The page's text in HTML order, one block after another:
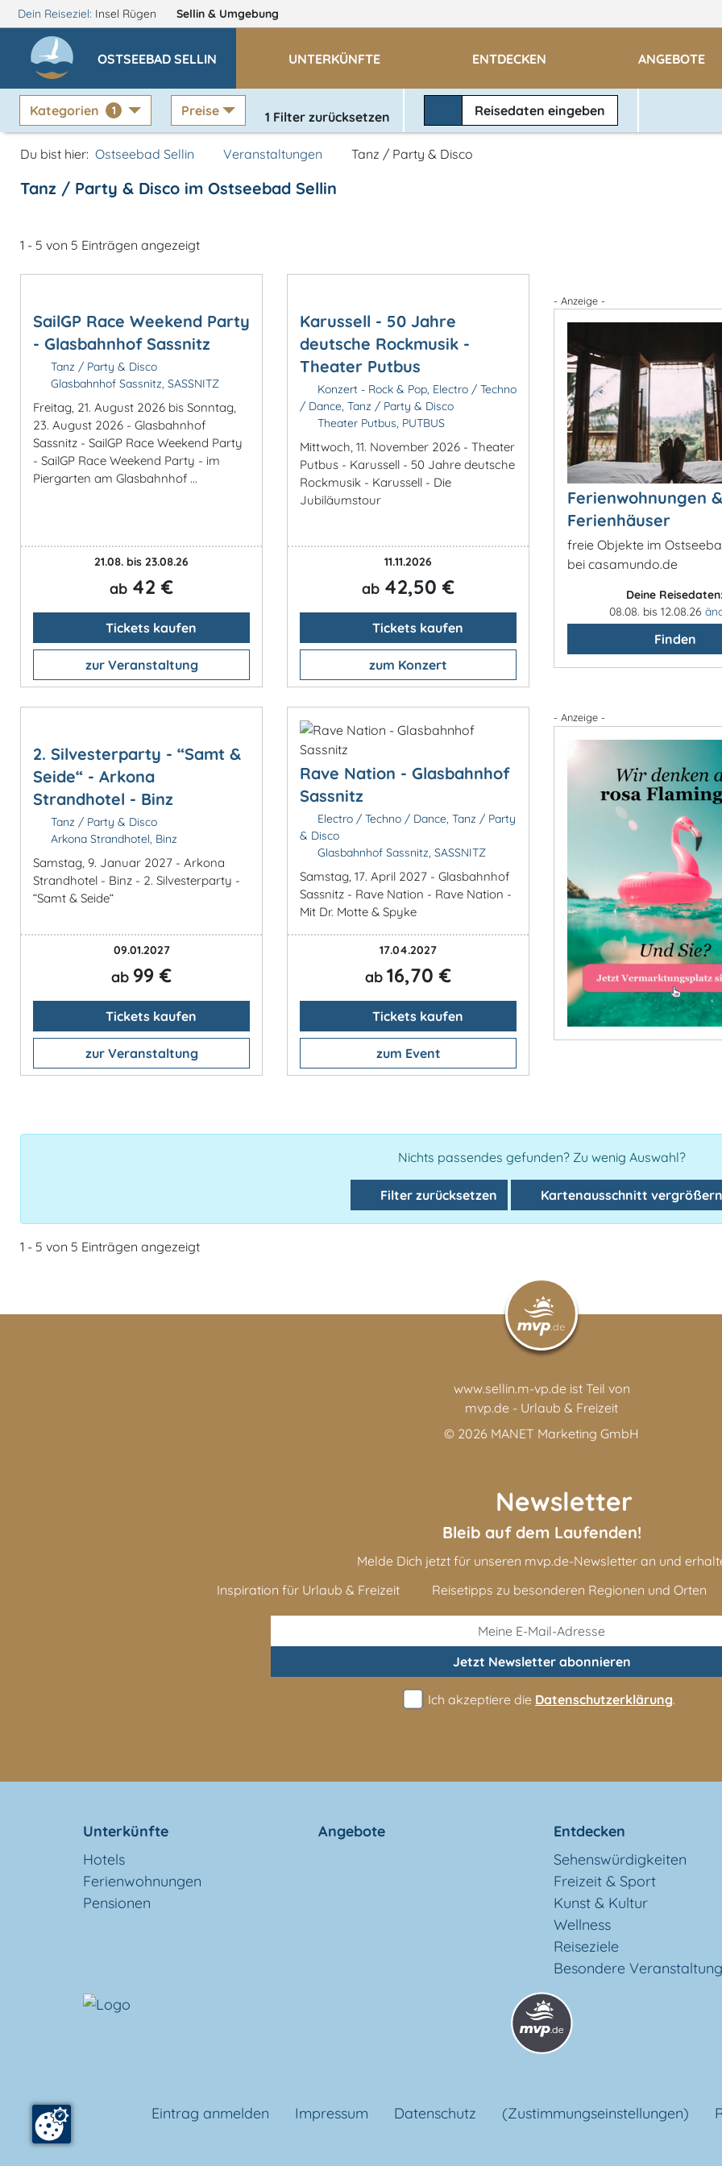
Dein Reiseziel: Insel Rügen Sellin & Umgebung
OSTSEEBAD SELLIN UNTERKÜNFTE ENTDECKEN ANGEBOTE
Kategorien 1 Preise 1 Filter zurücksetzen Reisedateneingeben
Du bist hier: Ostseebad Sellin Veranstaltungen Tanz / Party & Disco
Tanz / Party & Disco im Ostseebad Sellin
1 - 5 von 5 Einträgen angezeigt
SailGP Race Weekend Party
- Glasbahnhof Sassnitz
Tanz / Party & Disco
Glasbahnhof Sassnitz, SASSNITZ
Freitag, 21. August 2026 bis Sonntag,
23. August 2026 - Glasbahnhof
Sassnitz - SailGP Race Weekend Party
- SailGP Race Weekend Party - im
Piergarten am Glasbahnhof ...
21.08. bis 23.08.26
ab 42 €
Tickets kaufen
zur Veranstaltung
Karussell - 50 Jahre
deutsche Rockmusik -
Theater Putbus
Konzert - Rock & Pop, Electro / Techno
/ Dance, Tanz / Party & Disco
Theater Putbus, PUTBUS
Mittwoch, 11. November 2026 - Theater
Putbus - Karussell - 50 Jahre deutsche
Rockmusik - Karussell - Die
Jubiläumstour
11.11.2026
ab 42,50 €
Tickets kaufen
zum Konzert
- Anzeige -
Ferienwohnungen &
Ferienhäuser
freie Objekte im
bei casamundo.de
Deine
08.08. bis 12.08.26
Finden
2. Silvesterparty - “Samt &
Seide“ - Arkona
Strandhotel - Binz
Tanz / Party & Disco
Arkona Strandhotel, Binz
Samstag, 9. Januar 2027 - Arkona
Strandhotel - Binz - 2. Silvesterparty -
“Samt & Seide“
09.01.2027
ab 99 €
Tickets kaufen
zur Veranstaltung
Rave Nation - Glasbahnhof
Sassnitz
Electro / Techno / Dance, Tanz / Party
& Disco
Glasbahnhof Sassnitz, SASSNITZ
Samstag, 17. April 2027 - Glasbahnhof
Sassnitz - Rave Nation - Rave Nation -
Mit Dr. Motte & Spyke
17.04.2027
ab 16,70 €
Tickets kaufen
zum Event
- Anzeige -
Nichts passendes gefunden? Zu wenig Auswahl?
Filter zurücksetzen Kartenausschnitt vergrößern
1 - 5 von 5 Einträgen angezeigt
www.sellin.m-vp.de ist Teil von
mvp.de - Urlaub & Freizeit
© 2026 MANET Marketing GmbH
Newsletter
Bleib auf dem Laufenden!
Melde Dich jetzt für unseren mvp.de-Newsletter an und
Inspiration für Urlaub & Freizeit
Reisetipps zu besonderen Regionen und Orten
Jetzt Newsletterabonnieren
Ich akzeptiere die Datenschutzerklärung.
Unterkünfte
Hotels
Ferienwohnungen
Pensionen
Angebote
Entdecken
Sehenswürdigkeiten
Freizeit & Sport
Kunst & Kultur
Wellness
Reiseziele
Besondere
Eintrag anmelden Impressum Datenschutz (Zustimmungseinstellungen)